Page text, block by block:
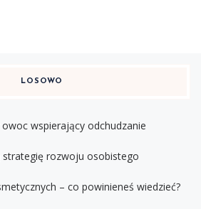
LOSOWO
wspierający odchudzanie
strategię rozwoju osobistego
– co powinieneś wiedzieć?